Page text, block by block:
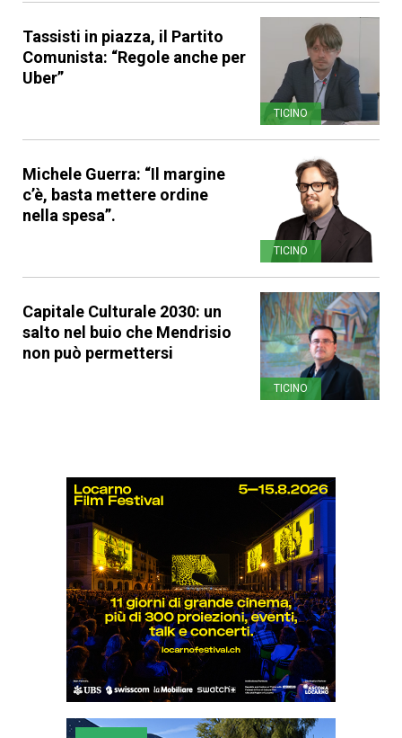
Tassisti in piazza, il Partito
Comunista: “Regole anche per
Uber”
TICINO
Michele Guerra: “Il margine
c’è, basta mettere ordine
nella spesa”.
TICINO
Capitale Culturale 2030: un
salto nel buio che Mendrisio
non può permettersi
TICINO